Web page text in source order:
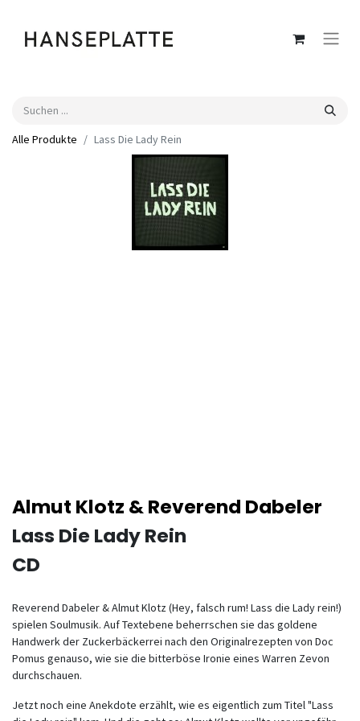
Alle Produkte Lass Die Lady Rein
Almut Klotz & Reverend Dabeler
Lass Die Lady Rein
CD
Reverend Dabeler & Almut Klotz (Hey, falsch rum! Lass die Lady rein!)
spielen Soulmusik. Auf Textebene beherrschen sie das goldene
Handwerk der Zuckerbäckerrei nach den Originalrezepten von Doc
Pomus genauso, wie sie die bitterböse Ironie eines Warren Zevon
durchschauen.
Jetzt noch eine Anekdote erzählt, wie es eigentlich zum Titel "Lass